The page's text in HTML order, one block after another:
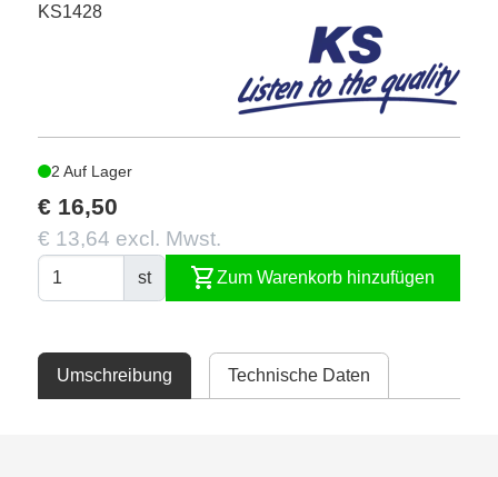
KS1428
2 Auf Lager
€ 16,50
€ 13,64 excl. Mwst.
st shopping_cartZum Warenkorb hinzufügen
Umschreibung Technische Daten